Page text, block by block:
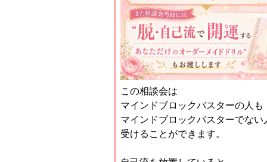
この相談会は
マインドブロックバスターの人も
マインドブロックバスターでない
受けることができます。